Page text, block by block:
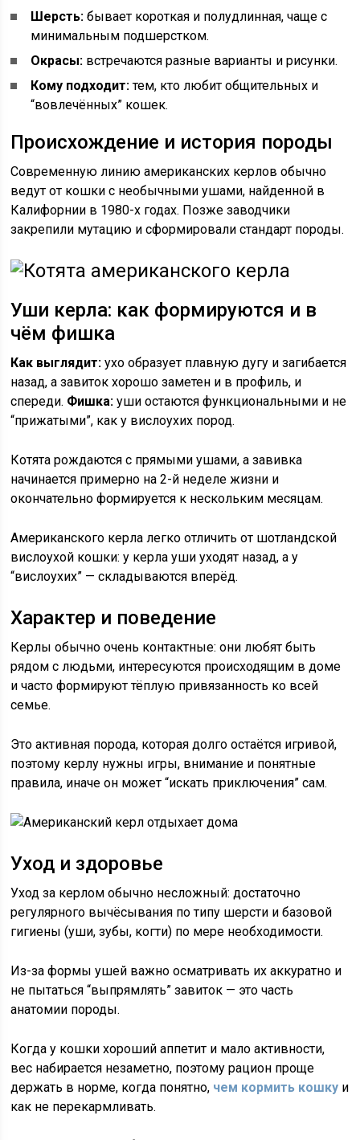
Шерсть: бывает короткая и полудлинная, чаще с
минимальным подшерстком.
Окрасы: встречаются разные варианты и рисунки.
Кому подходит:тем, кто любит общительных и
“вовлечённых” кошек.
Происхождение и история породы
Современную линию американских керлов обычно
ведут от кошки с необычными ушами, найденной в
Калифорнии в 1980-х годах. Позже заводчики
закрепили мутацию и сформировали стандарт породы.
Уши керла: как формируются и в
чём фишка
Как выглядит: ухо образует плавную дугу и загибается
назад, а завиток хорошо заметен и в профиль, и
спереди. Фишка: уши остаются функциональными и не
“прижатыми”, как у вислоухих пород.
Котята рождаются с прямыми ушами, а завивка
начинается примерно на 2-й неделе жизни и
окончательно формируется к нескольким месяцам.
Американского керла легко отличить от шотландской
вислоухой кошки: у керла уши уходят назад, а у
“вислоухих” — складываются вперёд.
Характер и поведение
Керлы обычно очень контактные: они любят быть
рядом с людьми, интересуются происходящим в доме
и часто формируют тёплую привязанность ко всей
семье.
Это активная порода, которая долго остаётся игривой,
поэтому керлу нужны игры, внимание и понятные
правила, иначе он может “искать приключения” сам.
Уход и здоровье
Уход за керлом обычно несложный: достаточно
регулярного вычёсывания по типу шерсти и базовой
гигиены (уши, зубы, когти) по мере необходимости.
Из-за формы ушей важно осматривать их аккуратно и
не пытаться “выпрямлять” завиток — это часть
анатомии породы.
Когда у кошки хороший аппетит и мало активности,
вес набирается незаметно, поэтому рацион проще
держать в норме, когда понятно, чем кормить кошку и
как не перекармливать.